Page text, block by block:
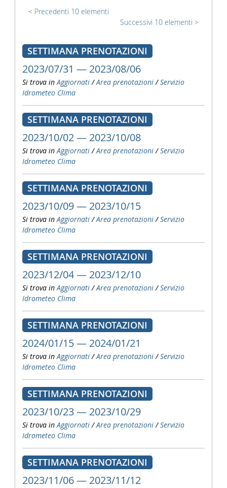
Precedenti 10 elementi
Successivi 10 elementi
SETTIMANA PRENOTAZIONI
2023/07/31 — 2023/08/06
Si trova in Aggiornati /Area prenotazioni /Servizio
Idrometeo Clima
SETTIMANA PRENOTAZIONI
2023/10/02 — 2023/10/08
Si trova in Aggiornati /Area prenotazioni /Servizio
Idrometeo Clima
SETTIMANA PRENOTAZIONI
2023/10/09 — 2023/10/15
Si trova in Aggiornati /Area prenotazioni /Servizio
Idrometeo Clima
SETTIMANA PRENOTAZIONI
2023/12/04 — 2023/12/10
Si trova in Aggiornati /Area prenotazioni /Servizio
Idrometeo Clima
SETTIMANA PRENOTAZIONI
2024/01/15 — 2024/01/21
Si trova in Aggiornati /Area prenotazioni /Servizio
Idrometeo Clima
SETTIMANA PRENOTAZIONI
2023/10/23 — 2023/10/29
Si trova in Aggiornati /Area prenotazioni /Servizio
Idrometeo Clima
SETTIMANA PRENOTAZIONI
2023/11/06 — 2023/11/12